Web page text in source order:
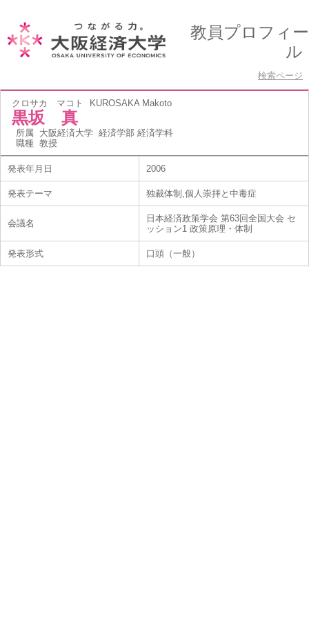
教員プロフィー
ル
検索ページ
クロサカ マコト KUROSAKA Makoto
黒坂 真
所属 大阪経済大学 経済学部 経済学科
職種 教授
発表年月日 2006
発表テーマ 独裁体制,個人崇拝と中毒症
会議名
日本経済政策学会 第63回全国大会 セ
ッション1 政策原理・体制
発表形式 口頭（一般）